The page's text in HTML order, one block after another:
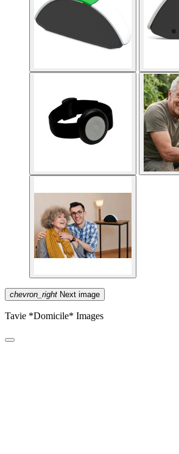
chevron_right Next image
Tavie *Domicile* Images